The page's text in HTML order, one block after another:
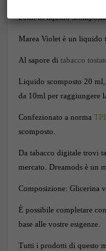
20ml di liquido
Marea Violet è un liquido
Al sapore di tabacco
Liquido scomposto 20
da 10ml per raggiungere
Confezionato a norma
scomposto.
Da tabacco digitale trovi
mercato. Dreamods è un
Composizione: Glicerina
È possibile completare
base alle vostre esigenze.
Tutti i prodotti di questo